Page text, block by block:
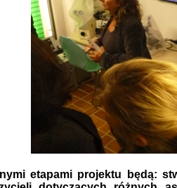
etapami projektu będą: